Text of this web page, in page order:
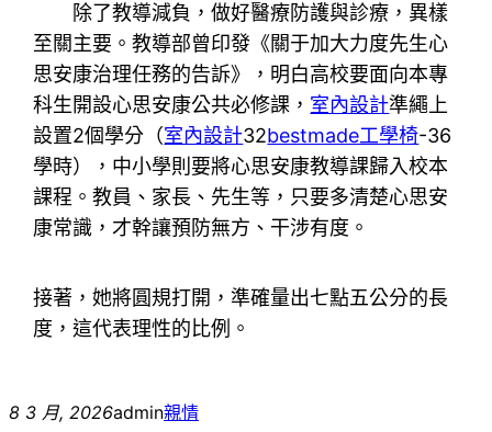
除了教導減負，做好醫療防護與診療，異樣
至關主要。教導部曾印發《關于加大力度先生心
思安康治理任務的告訴》，明白高校要面向本專
科生開設心思安康公共必修課， 室內設計準繩上
設置2個學分（室內設計32bestmade工學椅-36
學時），中小學則要將心思安康教導課歸入校本
課程。教員、家長、先生等，只要多清楚心思安
康常識，才幹讓預防無方、干涉有度。
接著，她將圓規打開，準確量出七點五公分的長
度，這代表理性的比例。
8 3 月, 2026admin親情